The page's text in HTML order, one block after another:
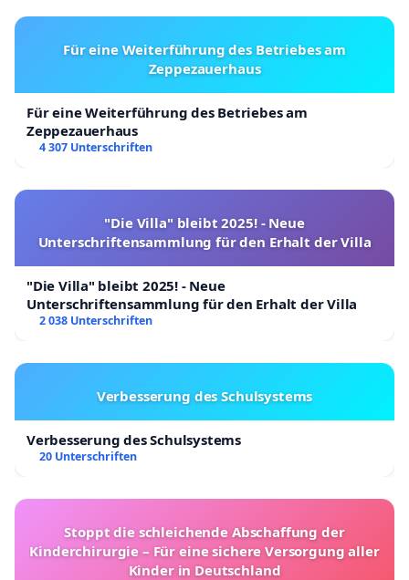
Für eine Weiterführung des Betriebes am
Zeppezauerhaus
Für eine Weiterführung des Betriebes am
Zeppezauerhaus
4 307 Unterschriften
"Die Villa" bleibt 2025! - Neue
Unterschriftensammlung für den Erhalt der Villa
"Die Villa" bleibt 2025! - Neue
Unterschriftensammlung für den Erhalt der Villa
2 038 Unterschriften
Verbesserung des Schulsystems
Verbesserung des Schulsystems
20 Unterschriften
Stoppt die schleichende Abschaffung der
Kinderchirurgie – Für eine sichere Versorgung aller
Kinder in Deutschland